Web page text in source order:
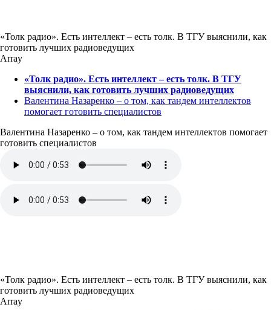
«Толк радио». Есть интеллект – есть толк. В ТГУ выяснили, как
готовить лучших радиоведущих
Array
«Толк радио». Есть интеллект – есть толк. В ТГУ
выяснили, как готовить лучших радиоведущих
Валентина Назаренко – о том, как тандем интеллектов
помогает готовить специалистов
Валентина Назаренко – о том, как тандем интеллектов помогает
готовить специалистов
«Толк радио». Есть интеллект – есть толк. В ТГУ выяснили, как
готовить лучших радиоведущих
Array